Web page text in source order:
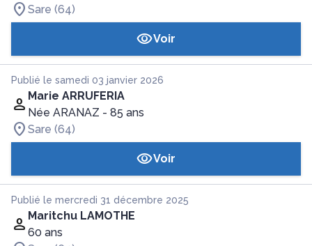
Sare (64)
Voir
Publié le samedi 03 janvier 2026
Marie ARRUFERIA
Née ARANAZ - 85 ans
Sare (64)
Voir
Publié le mercredi 31 décembre 2025
Maritchu LAMOTHE
60 ans